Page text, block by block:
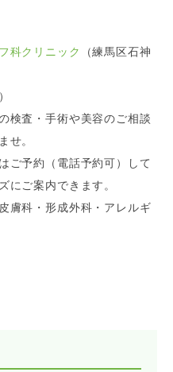
科クリニック
（練馬区石神
検査・手術や美容のご相談
せ。
ご予約（電話予約可）して
にご案内できます。
膚科・形成外科・アレルギ